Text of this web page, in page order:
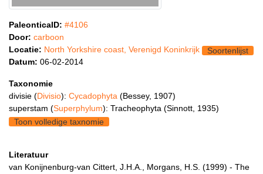
PaleonticaID: #4106
Door: carboon
Locatie: North Yorkshire coast, Verenigd Koninkrijk
Soortenlijst
Datum: 06-02-2014
Taxonomie
divisie (Divisio): Cycadophyta (Bessey, 1907)
superstam (Superphylum): Tracheophyta (Sinnott, 1935)
Toon volledige taxnomie
Literatuur
van Konijnenburg-van Cittert, J.H.A., Morgans, H.S. (1999) - The